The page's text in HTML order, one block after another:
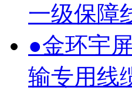
一级保障
●金环宇
输专用线